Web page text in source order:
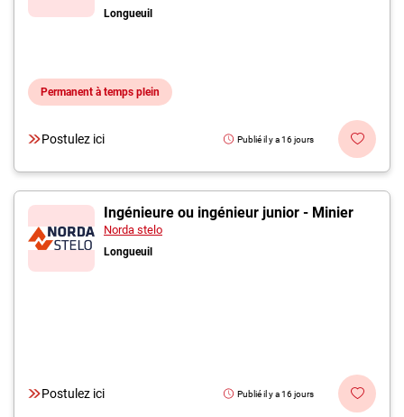
Longueuil
Permanent à temps plein
Postulez ici Publié il y a 16 jours
Ingénieure ou ingénieur junior - Minier
Norda stelo
Longueuil
Postulez ici Publié il y a 16 jours